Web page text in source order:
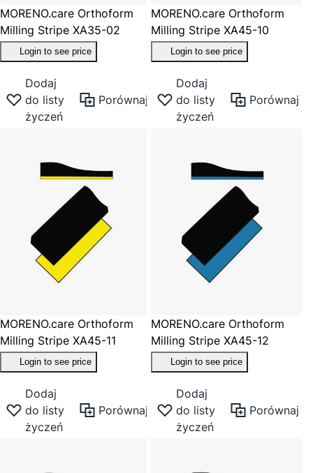
MORENO.care Orthoform
Milling Stripe XA35-02
Login to see price
Dodaj
do listy
życzeń
Porównaj
MORENO.care Orthoform
Milling Stripe XA45-10
Login to see price
Dodaj
do listy
życzeń
Porównaj
MORENO.care Orthoform
Milling Stripe XA45-11
Login to see price
Dodaj
do listy
życzeń
Porównaj
MORENO.care Orthoform
Milling Stripe XA45-12
Login to see price
Dodaj
do listy
życzeń
Porównaj